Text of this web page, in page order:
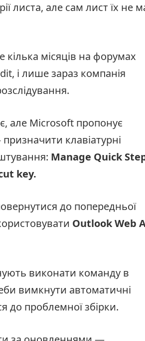
листа, але сам лист їх не
кілька місяців на форумах
і лише зараз компанія
але Microsoft пропонує
клавіатурні
Manage Quick
key.
до попередньої
Outlook Web
виконати команду в
вимкнути автоматичні
до проблемної збірки.